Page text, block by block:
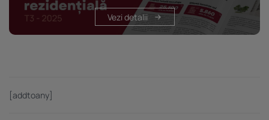
Vezi detalii
[addtoany]